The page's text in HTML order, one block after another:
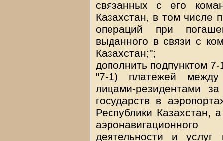
связанных с его
Казахстан, в том числе
операций при
выданного в связи с
Казахстан;";
дополнить подпунктом
"7-1) платежей между
лицами-резидентами
государств в
Республики Казахстан,
деятельности и